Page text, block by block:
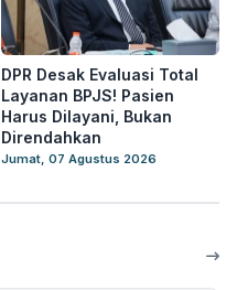
DPR Desak Evaluasi Total
Layanan BPJS! Pasien
Harus Dilayani, Bukan
Direndahkan
Jumat, 07 Agustus 2026